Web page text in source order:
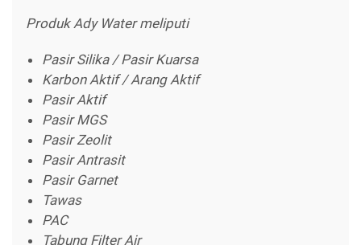
Produk Ady Water meliputi
Pasir Silika / Pasir Kuarsa
Karbon Aktif / Arang Aktif
Pasir Aktif
Pasir MGS
Pasir Zeolit
Pasir Antrasit
Pasir Garnet
Tawas
PAC
Tabung Filter Air